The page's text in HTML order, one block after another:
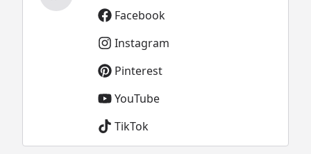
Facebook
Instagram
Pinterest
YouTube
TikTok